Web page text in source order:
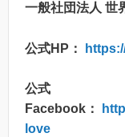
一般社団法人 世
公式HP：
公式
Facebook：
love